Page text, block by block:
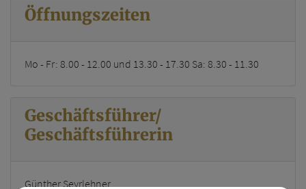
Öffnungszeiten
Mo - Fr: 8.00 - 12.00 und 13.30 - 17.30 Sa: 8.30 - 11.30
Geschäftsführer/
Geschäftsführerin
Günther Seyrlehner